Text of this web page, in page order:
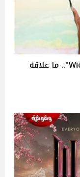
هجوم شرس على بطلة فيلم "Wicked".. ما علاقة